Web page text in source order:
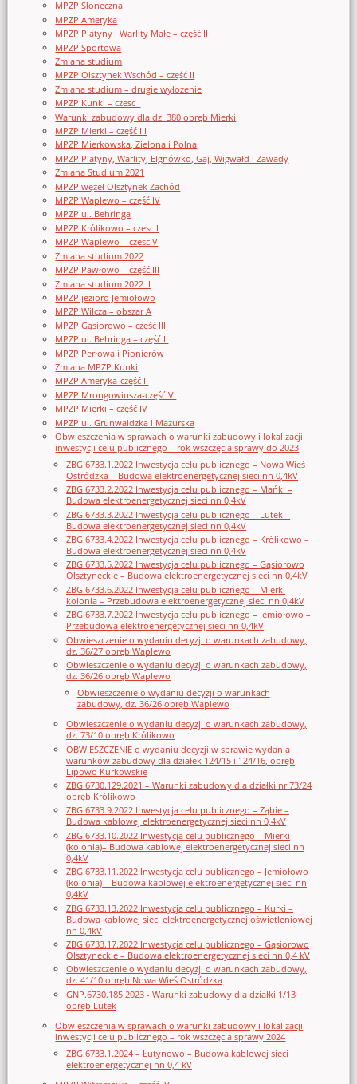
MPZP Słoneczna
MPZP Ameryka
MPZP Platyny i Warlity Małe – część II
MPZP Sportowa
Zmiana studium
MPZP Olsztynek Wschód – część II
Zmiana studium – drugie wyłożenie
MPZP Kunki – czesc I
Warunki zabudowy dla dz. 380 obręb Mierki
MPZP Mierki – część III
MPZP Mierkowska, Zielona i Polna
MPZP Platyny, Warlity, Elgnówko, Gaj, Wigwałd i Zawady
Zmiana Studium 2021
MPZP węzeł Olsztynek Zachód
MPZP Waplewo – część IV
MPZP ul. Behringa
MPZP Królikowo – czesc I
MPZP Waplewo – czesc V
Zmiana studium 2022
MPZP Pawłowo – część III
Zmiana studium 2022 II
MPZP jezioro Jemiołowo
MPZP Wilcza – obszar A
MPZP Gąsiorowo – część III
MPZP ul. Behringa – część II
MPZP Perłowa i Pionierów
Zmiana MPZP Kunki
MPZP Ameryka-część II
MPZP Mrongowiusza-część VI
MPZP Mierki – część IV
MPZP ul. Grunwaldzka i Mazurska
Obwieszczenia w sprawach o warunki zabudowy i lokalizacji
inwestycji celu publicznego – rok wszczęcia sprawy do 2023
ZBG.6733.1.2022 Inwestycja celu publicznego – Nowa Wieś
Ostródzka – Budowa elektroenergetycznej sieci nn 0,4kV
ZBG.6733.2.2022 Inwestycja celu publicznego – Mańki –
Budowa elektroenergetycznej sieci nn 0,4kV
ZBG.6733.3.2022 Inwestycja celu publicznego – Lutek –
Budowa elektroenergetycznej sieci nn 0,4kV
ZBG.6733.4.2022 Inwestycja celu publicznego – Królikowo –
Budowa elektroenergetycznej sieci nn 0,4kV
ZBG.6733.5.2022 Inwestycja celu publicznego – Gąsiorowo
Olsztyneckie – Budowa elektroenergetycznej sieci nn 0,4kV
ZBG.6733.6.2022 Inwestycja celu publicznego – Mierki
kolonia – Przebudowa elektroenergetycznej sieci nn 0,4kV
ZBG.6733.7.2022 Inwestycja celu publicznego – Jemiołowo –
Przebudowa elektroenergetycznej sieci nn 0,4kV
Obwieszczenie o wydaniu decyzji o warunkach zabudowy,
dz. 36/27 obręb Waplewo
Obwieszczenie o wydaniu decyzji o warunkach zabudowy,
dz. 36/26 obręb Waplewo
Obwieszczenie o wydaniu decyzji o warunkach
zabudowy, dz. 36/26 obręb Waplewo
Obwieszczenie o wydaniu decyzji o warunkach zabudowy,
dz. 73/10 obręb Królikowo
OBWIESZCZENIE o wydaniu decyzji w sprawie wydania
warunków zabudowy dla działek 124/15 i 124/16, obręb
Lipowo Kurkowskie
ZBG.6730.129.2021 – Warunki zabudowy dla działki nr 73/24
obręb Królikowo
ZBG.6733.9.2022 Inwestycja celu publicznego – Ząbie –
Budowa kablowej elektroenergetycznej sieci nn 0,4kV
ZBG.6733.10.2022 Inwestycja celu publicznego – Mierki
(kolonia)– Budowa kablowej elektroenergetycznej sieci nn
0,4kV
ZBG.6733.11.2022 Inwestycja celu publicznego – Jemiołowo
(kolonia) – Budowa kablowej elektroenergetycznej sieci nn
0,4kV
ZBG.6733.13.2022 Inwestycja celu publicznego – Kurki –
Budowa kablowej sieci elektroenergetycznej oświetleniowej
nn 0,4kV
ZBG.6733.17.2022 Inwestycja celu publicznego – Gąsiorowo
Olsztyneckie – Budowa elektroenergetycznej sieci nn 0,4 kV
Obwieszczenie o wydaniu decyzji o warunkach zabudowy,
dz. 41/10 obręb Nowa Wieś Ostródzka
GNP.6730.185.2023 - Warunki zabudowy dla działki 1/13
obręb Lutek
Obwieszczenia w sprawach o warunki zabudowy i lokalizacji
inwestycji celu publicznego – rok wszczęcia sprawy 2024
ZBG.6733.1.2024 – Łutynowo – Budowa kablowej sieci
elektroenergetycznej nn 0,4 kV